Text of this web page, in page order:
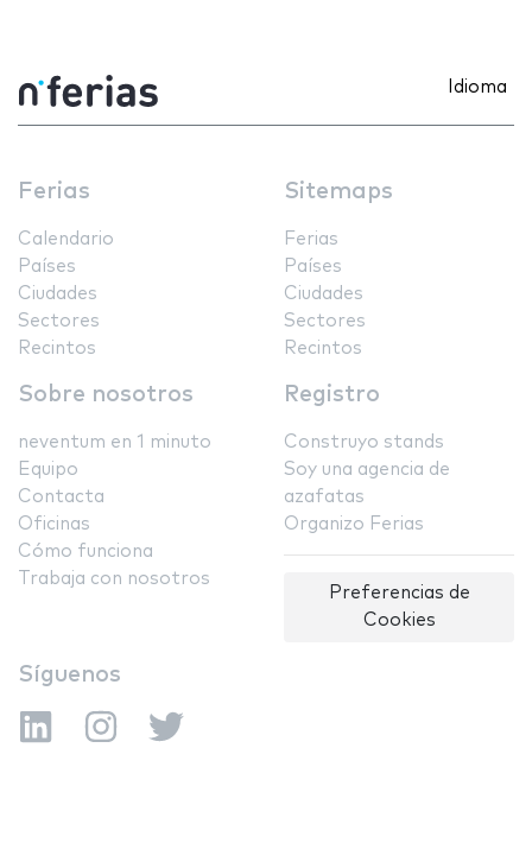
Idioma
Ferias
Calendario
Países
Ciudades
Sectores
Recintos
Sitemaps
Ferias
Países
Ciudades
Sectores
Recintos
Sobre nosotros
neventum en 1 minuto
Equipo
Contacta
Oficinas
Cómo funciona
Trabaja con nosotros
Registro
Construyo stands
Soy una agencia de
azafatas
Organizo Ferias
Preferencias de
Cookies
Síguenos